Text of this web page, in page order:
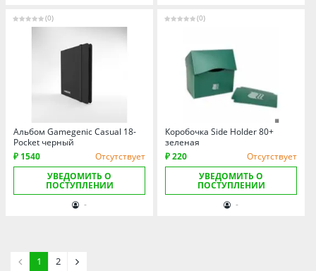
(0)
Альбом Gamegenic Casual 18-
Pocket черный
₽ 1540
Отсутствует
УВЕДОМИТЬ О
ПОСТУПЛЕНИИ
-
(0)
Коробочка Side Holder 80+
зеленая
₽ 220
Отсутствует
УВЕДОМИТЬ О
ПОСТУПЛЕНИИ
-
1 2